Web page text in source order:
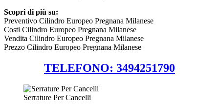
Scopri di più su:
Preventivo Cilindro Europeo Pregnana Milanese
Costi Cilindro Europeo Pregnana Milanese
Vendita Cilindro Europeo Pregnana Milanese
Prezzo Cilindro Europeo Pregnana Milanese
TELEFONO: 3494251790
Serrature Per Cancelli